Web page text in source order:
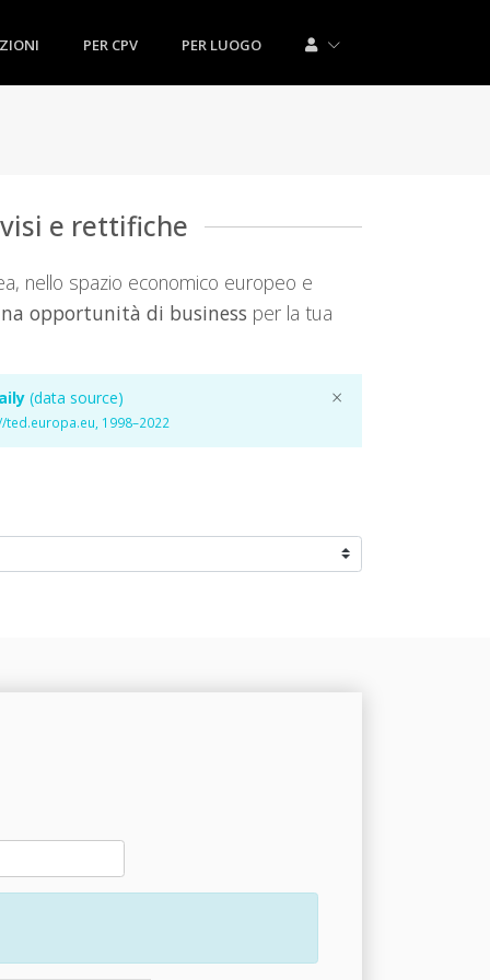
PER CPV PER LUOGO
e rettifiche
nello spazio economico europeo e
opportunità di business per la tua
×
(data source)
1998–2022